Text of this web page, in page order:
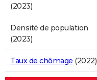
(2023)
Densité de population
(2023)
Taux de chômage (2022)